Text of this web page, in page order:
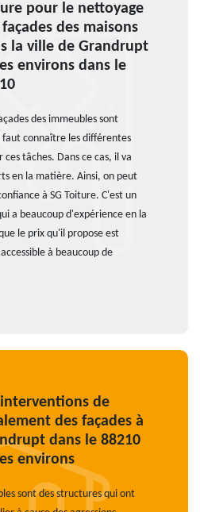
pour le nettoyage
des maisons
la ville de Grandrupt
environs dans le
des immeubles sont
connaître les différentes
tâches. Dans ce cas, il va
en la matière. Ainsi, on peut
à SG Toiture. C'est un
a beaucoup d'expérience en la
le prix qu'il propose est
à beaucoup de
interventions de
des façades à
dans le 88210
environs
sont des structures qui ont